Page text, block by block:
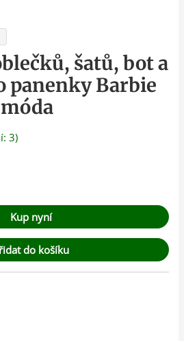
šatů, bot a
panenky Barbie
3)
Kup nyní
do košíku